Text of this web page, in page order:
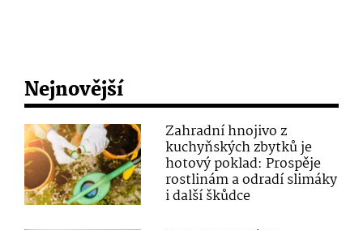
Nejnovější
Zahradní hnojivo z
kuchyňských zbytků je
hotový poklad: Prospěje
rostlinám a odradí slimáky
i další škůdce